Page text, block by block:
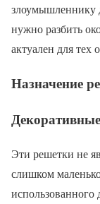
злоумышленнику
нужно разбить
актуален для тех
Назначение
Эти решетки не
слишком
использованного